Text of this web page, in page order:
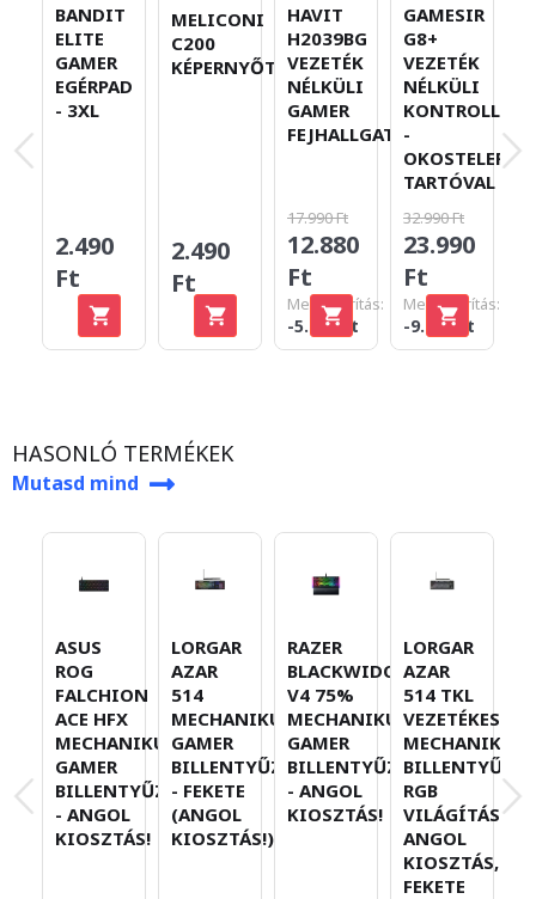
BANDIT
ELITE
GAMER
EGÉRPAD
- 3XL
2.490
Ft
MELICONI
C200
KÉPERNYŐTISZTÍTÓ
2.490
Ft
HAVIT
H2039BG
VEZETÉK
NÉLKÜLI
GAMER
FEJHALLGATÓ
17.990 Ft
12.880
Ft
Megtakarítás:
-5.110 Ft
GAMESIR
G8+
VEZETÉK
NÉLKÜLI
KONTROLLER
-
TARTÓVAL
32.990 Ft
23.990
Ft
Megtakarítás:
-9.000 Ft
HASONLÓ TERMÉKEK
Mutasd mind
ASUS
ROG
FALCHION
ACE HFX
MECHANIKUS
GAMER
BILLENTYŰZET
- ANGOL
KIOSZTÁS!
LORGAR
AZAR
514
MECHANIKUS
GAMER
BILLENTYŰZET
- FEKETE
(ANGOL
KIOSZTÁS!)
RAZER
BLACKWIDOW
V4 75%
MECHANIKUS
GAMER
BILLENTYŰZET
- ANGOL
KIOSZTÁS!
LORGAR
AZAR
514 TKL
VEZETÉKES
MECHANIKUS
RGB
VILÁGÍTÁS,
ANGOL
KIOSZTÁS,
FEKETE